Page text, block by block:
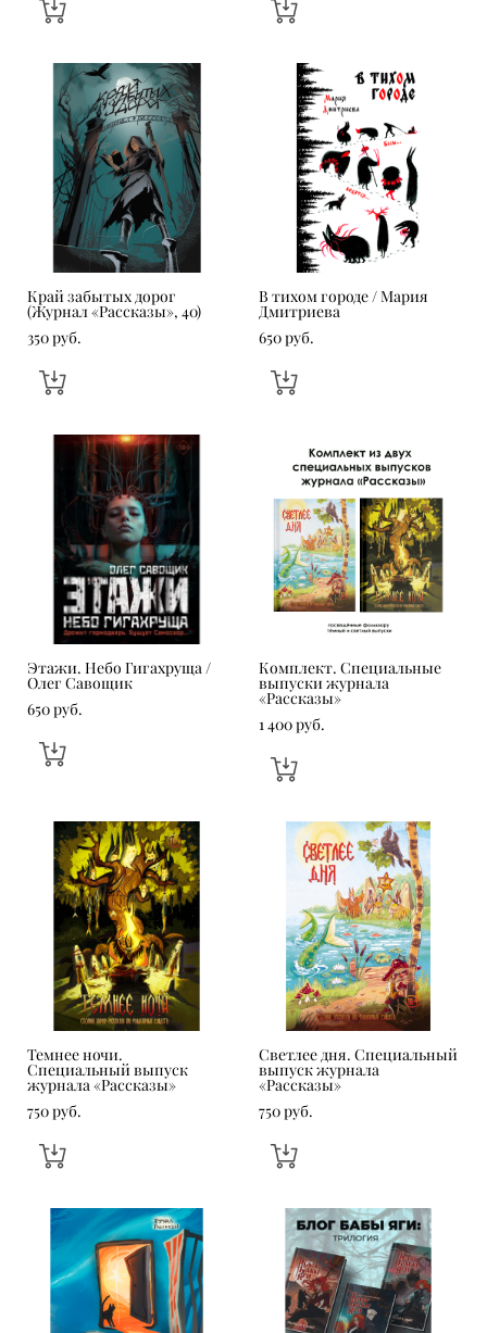
Край забытых дорог
(Журнал «Рассказы», 40)
350 pуб.
В тихом городе / Мария
Дмитриева
650 pуб.
Этажи. Небо Гигахруща /
Олег Савощик
650 pуб.
Комплект. Специальные
выпуски журнала
«Рассказы»
1 400 pуб.
Темнее ночи.
Специальный выпуск
журнала «Рассказы»
750 pуб.
Светлее дня. Специальный
выпуск журнала
«Рассказы»
750 pуб.